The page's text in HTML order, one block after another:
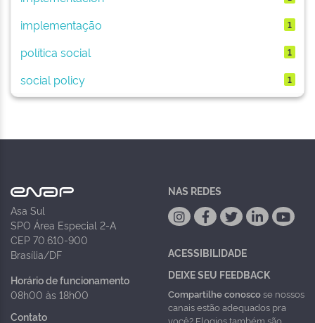
implementação 1
política social 1
social policy 1
Asa Sul
SPO Área Especial 2-A
CEP 70.610-900
Brasília/DF
Horário de funcionamento
08h00 às 18h00
Contato
NAS REDES
ACESSIBILIDADE
DEIXE SEU FEEDBACK
Compartilhe conoscose nossos
canais estão adequados pra
você? Elogios também são